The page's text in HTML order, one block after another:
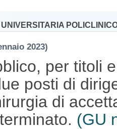
2023)
per titoli
posti di
di
(GU